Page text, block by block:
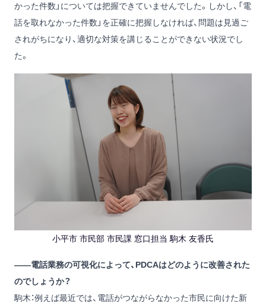
かった件数」については把握できていませんでした。しかし、「電
話を取れなかった件数」を正確に把握しなければ、問題は見過ご
されがちになり、適切な対策を講じることができない状況でし
た。
小平市 市民部 市民課 窓口担当 駒木 友香氏
——電話業務の可視化によって、PDCAはどのように改善された
のでしょうか？
駒木：例えば最近では、電話がつながらなかった市民に向けた新